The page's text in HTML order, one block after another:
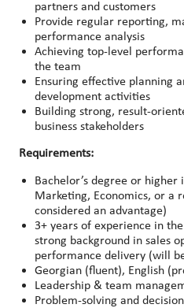
partners and customers
Provide regular reporting,
performance analysis
Achieving top-level
the team
Ensuring effective planning
development activities
Building strong, result-
business stakeholders
Requirements:
Bachelor’s degree or
Marketing, Economics, or a
considered an advantage)
3+ years of experience in
strong background in sales
performance delivery (will
Georgian (fluent), English
Leadership & team
Problem-solving and